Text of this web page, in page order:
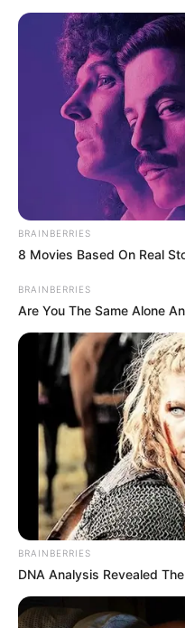
BRAINBERRIES
8 Movies Based On Real
BRAINBERRIES
Are You The Same Alone
BRAINBERRIES
DNA Analysis Revealed